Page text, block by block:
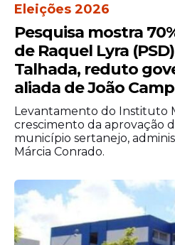
identificação das
após o voto, entregar
votação. Em caso de
necessário conferir o
Requerimento de
(RJE) e entregar à
respectivo
às mesárias e aos
Eleições 2026
Pesquisa mostra
de Raquel Lyra
Talhada, reduto
aliada de João
Levantamento do Instituto
crescimento da aprovação
município sertanejo,
Márcia Conrado.